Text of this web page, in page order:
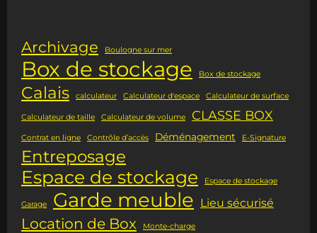
Archivage Boulogne sur mer
Box de stockage Box de stockage
Calais calculateur Calculateur d'espace Calculateur de surface
Calculateur de taille Calculateur de volume CLASSE BOX
Contrat en ligne Contrôle d’accès Déménagement E-Signature
Entreposage
Espace de stockage Espace de stockage
Garage Garde meuble Lieu sécurisé
Location de Box Monte-charge